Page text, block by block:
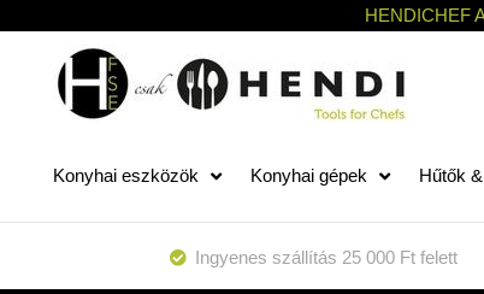
HENDICHEF
Konyhai eszközök Konyhai gépek Hűtők
Ingyenes szállítás 25 000 Ft felett